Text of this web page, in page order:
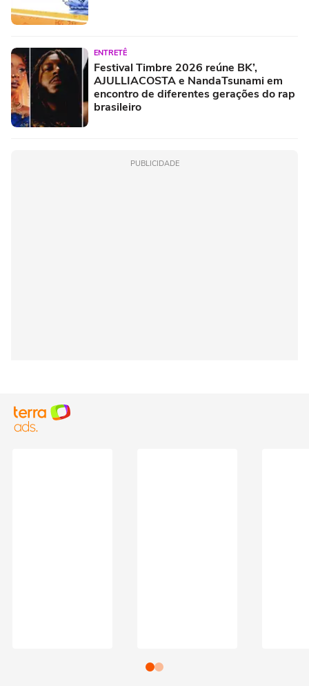
ENTRETÊ
Festival Timbre 2026 reúne BK’,
AJULLIACOSTA e NandaTsunami em
encontro de diferentes gerações do rap
brasileiro
PUBLICIDADE